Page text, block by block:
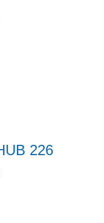
226